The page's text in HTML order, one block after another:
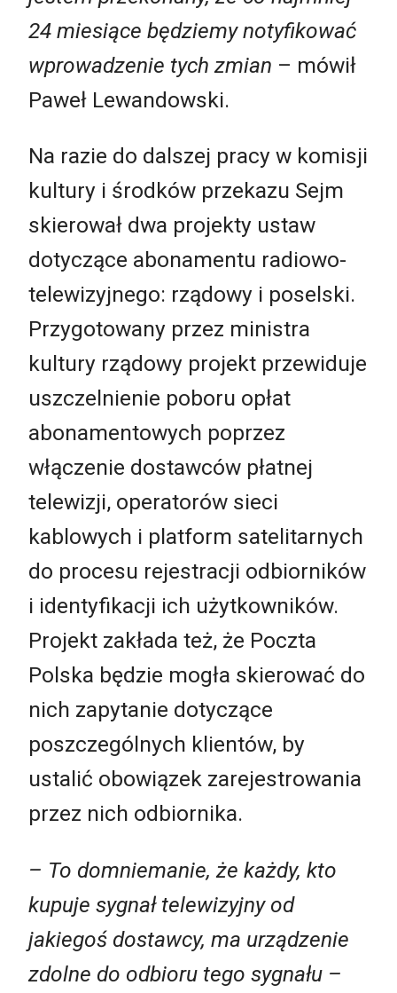
24 miesiące będziemy notyfikować
wprowadzenie tych zmian – mówił
Paweł Lewandowski.
Na razie do dalszej pracy w komisji
kultury i środków przekazu Sejm
skierował dwa projekty ustaw
dotyczące abonamentu radiowo-
telewizyjnego: rządowy i poselski.
Przygotowany przez ministra
kultury rządowy projekt przewiduje
uszczelnienie poboru opłat
abonamentowych poprzez
włączenie dostawców płatnej
telewizji, operatorów sieci
kablowych i platform satelitarnych
do procesu rejestracji odbiorników
i identyfikacji ich użytkowników.
Projekt zakłada też, że Poczta
Polska będzie mogła skierować do
nich zapytanie dotyczące
poszczególnych klientów, by
ustalić obowiązek zarejestrowania
przez nich odbiornika.
– To domniemanie, że każdy, kto
kupuje sygnał telewizyjny od
jakiegoś dostawcy, ma urządzenie
zdolne do odbioru tego sygnału –